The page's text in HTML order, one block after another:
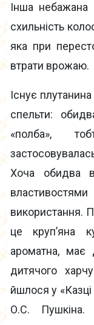
Інша небажана
схильність
яка при
втрати врожаю.
Існує
спельти:
«полба»,
Хоча обидва
використання.
це круп’яна
ароматна, має
дитячого
йшлося у
О.С. Пушкіна.